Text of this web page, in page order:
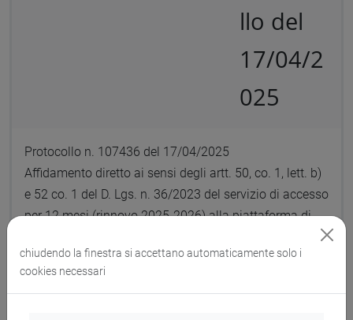
llo del
17/04/2
025
Protocollo n. 107436 del 17/04/2025
Affidamento diretto ai sensi degli artt. 50, co. 1, lett. b)
e 52 co. 1 del D. Lgs. n. 36/2023 del servizio di accesso
per 12 mesi (rinnovo 2025-2026) alla piattaforma di
teaching online di ARPM (Advanced Risk and Portfolio
Management) LLC. CIG B63F008DEB.
chiudendo la finestra si accettano automaticamente solo i
cookies necessari